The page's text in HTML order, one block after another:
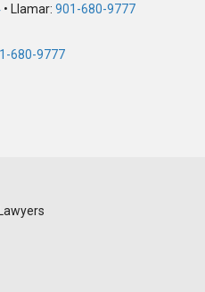
• Llamar: 901-680-9777
680-9777